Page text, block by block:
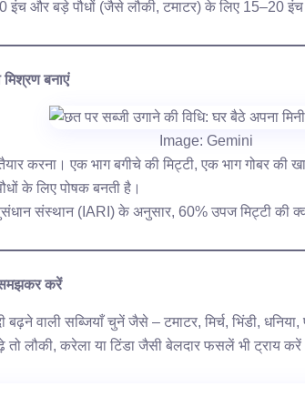
इंच और बड़े पौधों (जैसे लौकी, टमाटर) के लिए 15–20 इंच
बनाएं
Image: Gemini
करना। एक भाग बगीचे की मिट्टी, एक भाग गोबर की
के लिए पोषक बनती है।
संस्थान (IARI) के अनुसार, 60% उपज मिट्टी की
समझकर करें
वाली सब्जियाँ चुनें जैसे – टमाटर, मिर्च, भिंडी,
लौकी, करेला या टिंडा जैसी बेलदार फसलें भी ट्राय